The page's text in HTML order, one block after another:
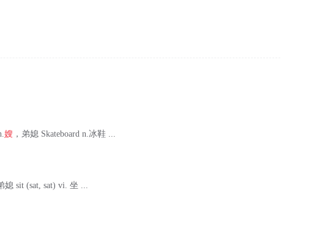
嫂 ，弟媳 Skateboard n.冰鞋 ...
媳 sit (sat, sat) vi. 坐 ...